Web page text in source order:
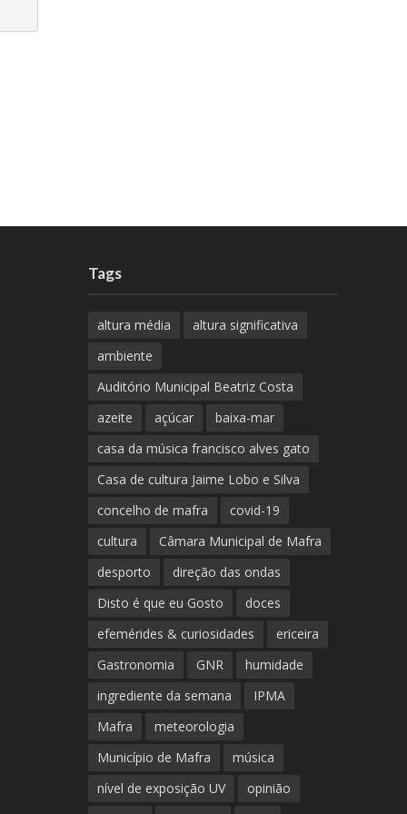
Tags
altura média
altura significativa
ambiente
Auditório Municipal Beatriz Costa
azeite
açúcar
baixa-mar
casa da música francisco alves gato
Casa de cultura Jaime Lobo e Silva
concelho de mafra
covid-19
cultura
Câmara Municipal de Mafra
desporto
direção das ondas
Disto é que eu Gosto
doces
efemérides & curiosidades
ericeira
Gastronomia
GNR
humidade
ingrediente da semana
IPMA
Mafra
meteorologia
Município de Mafra
música
nível de exposição UV
opinião